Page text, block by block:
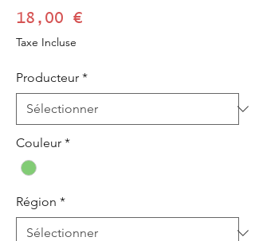
18,00 €
Taxe Incluse
Producteur *
Couleur *
Région *